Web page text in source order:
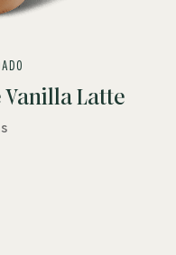
Vanilla Latte